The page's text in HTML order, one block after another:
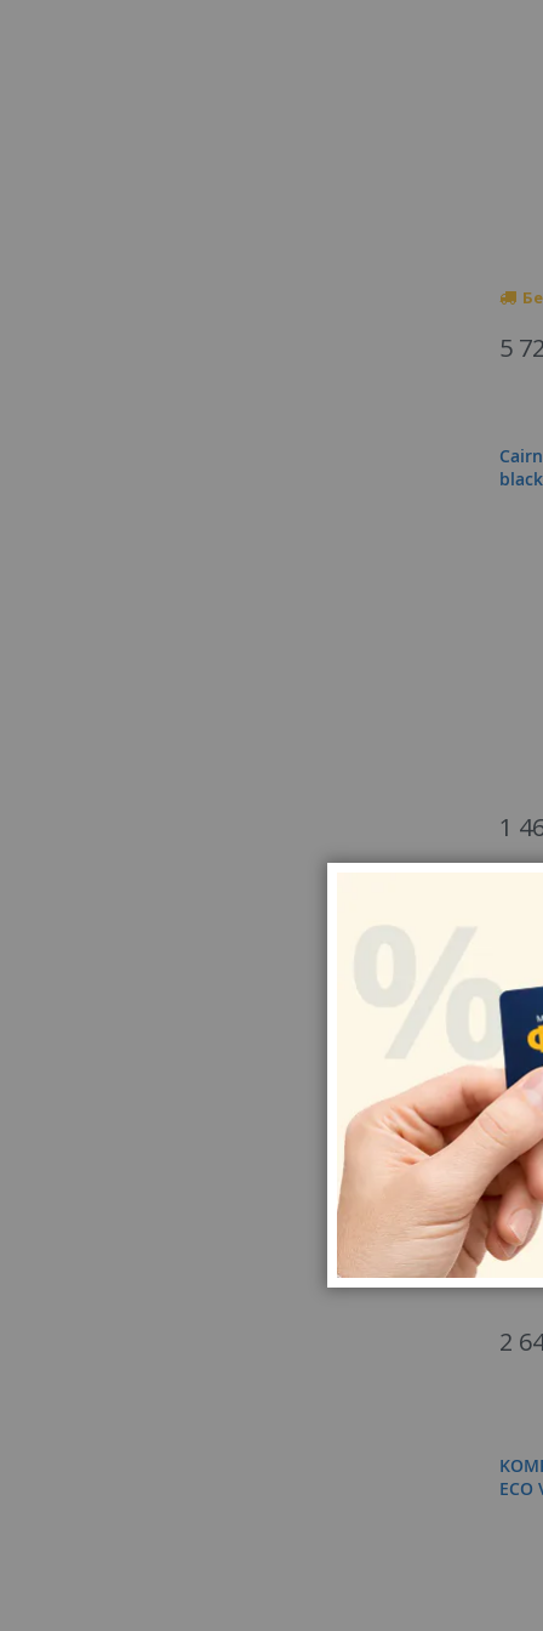
5
black
1
2
ECO